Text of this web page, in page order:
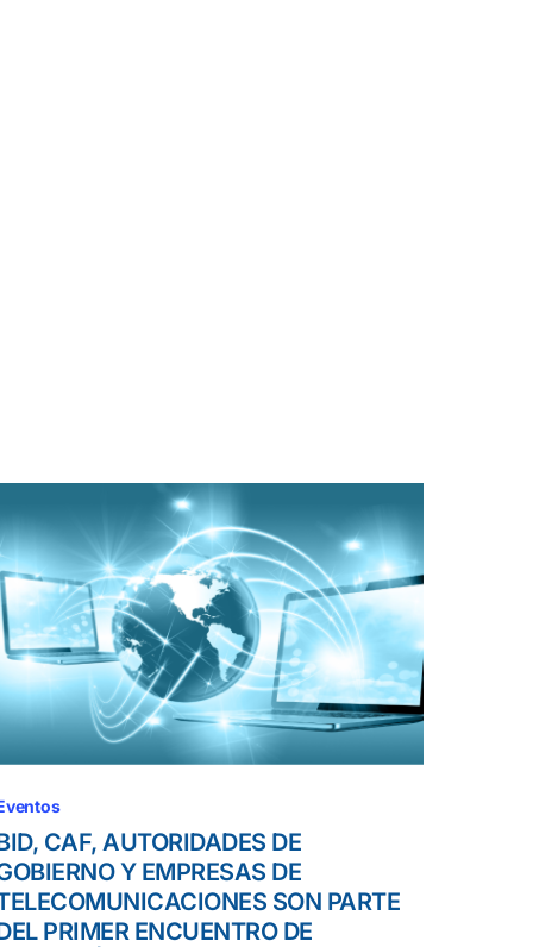
CAF, AUTORIDADES DE
Y EMPRESAS DE
SON PARTE
PRIMER ENCUENTRO DE